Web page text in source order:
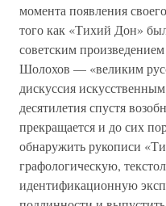
момента появления
того как «Тихий Дон»
советским
Шолохов — «великим
дискуссия
десятилетия спустя
прекращается и до сих
обнаружить рукописи
графологическую,
идентификационную